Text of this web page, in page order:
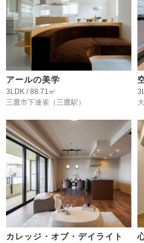
アールの美学
3LDK / 88.71㎡
三鷹市下連雀 （三鷹駅）
カレッジ・オブ・デイライト